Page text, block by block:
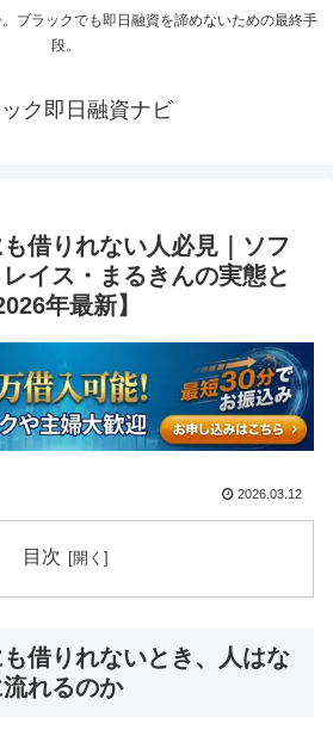
ブラックでも即日融資を諦めないための最終手
段。
ク即日融資ナビ
借りれない人必見｜ソフ
レイス・まるきんの実態と
年最新】
2026.03.12
目次
借りれないとき、人はな
れるのか